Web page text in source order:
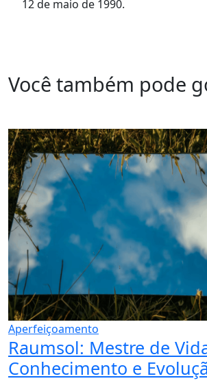
12 de maio de 1990.
Você também pode
Aperfeiçoamento
Raumsol: Mestre de
Conhecimento e